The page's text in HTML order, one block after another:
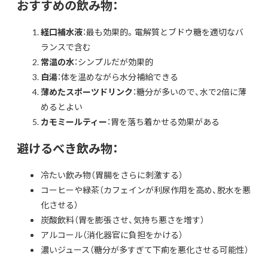
おすすめの飲み物：
経口補水液：最も効果的。電解質とブドウ糖を適切なバ
ランスで含む
常温の水：シンプルだが効果的
白湯：体を温めながら水分補給できる
薄めたスポーツドリンク：糖分が多いので、水で2倍に薄
めるとよい
カモミールティー：胃を落ち着かせる効果がある
避けるべき飲み物：
冷たい飲み物（胃腸をさらに刺激する）
コーヒーや緑茶（カフェインが利尿作用を高め、脱水を悪
化させる）
炭酸飲料（胃を膨張させ、気持ち悪さを増す）
アルコール（消化器官に負担をかける）
濃いジュース（糖分が多すぎて下痢を悪化させる可能性）